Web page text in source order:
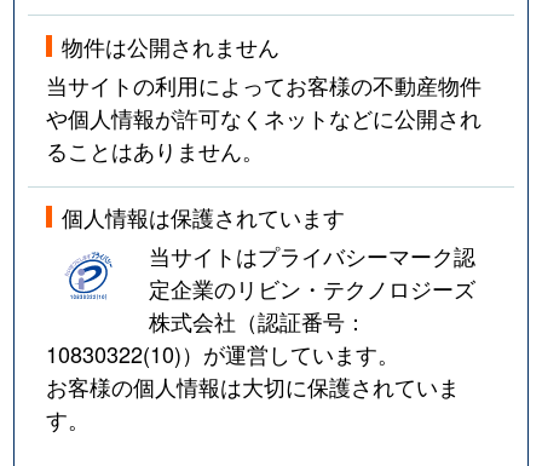
物件は公開されません
当サイトの利用によってお客様の不動産物件
や個人情報が許可なくネットなどに公開され
ることはありません。
個人情報は保護されています
当サイトはプライバシーマーク認
定企業のリビン・テクノロジーズ
株式会社（認証番号：
10830322(10)）が運営しています。
お客様の個人情報は大切に保護されていま
す。